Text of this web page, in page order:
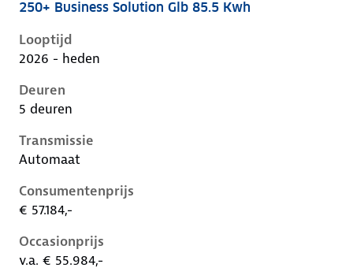
Mercedes Glb-Klasse ii-x248, glb 85.5 kwh, 200 kW,
250+ Business Solution Glb 85.5 Kwh
Looptijd
2026 - heden
Deuren
5 deuren
Transmissie
Automaat
Consumentenprijs
€ 57.184,-
Occasionprijs
v.a. € 55.984,-